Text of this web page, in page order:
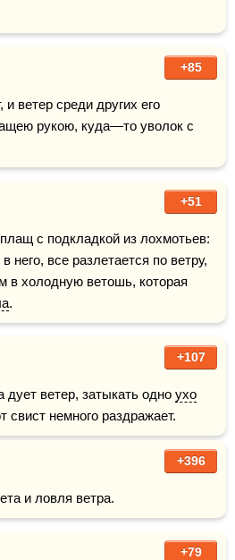
+85
ветер среди других его
рукою, куда—то уволок с
+51
с подкладкой из лохмотьев:
него, все разлетается по ветру,
в холодную ветошь, которая
.
+107
дует ветер, затыкать одно ухо
свист немного раздражает.
+396
и ловля ветра.
+79